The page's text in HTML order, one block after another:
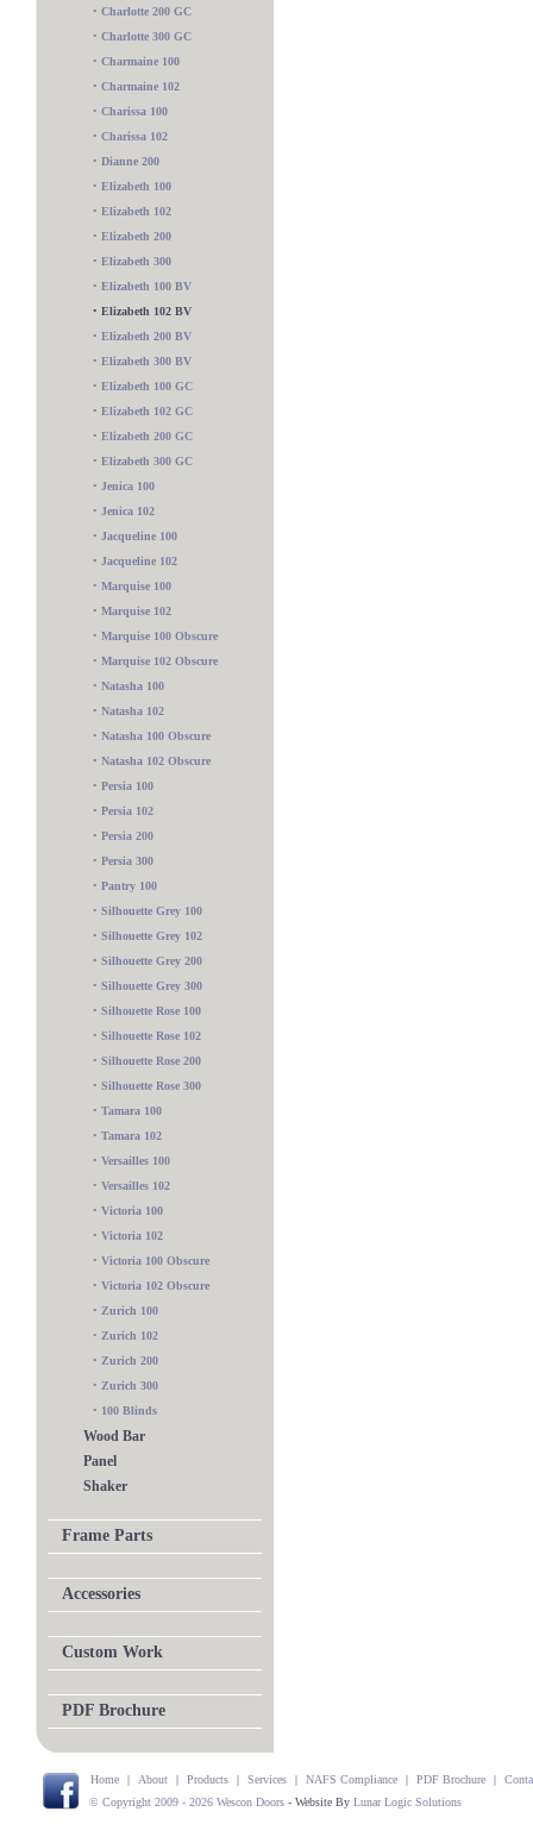
• Charlotte 200 GC
• Charlotte 300 GC
• Charmaine 100
• Charmaine 102
• Charissa 100
• Charissa 102
• Dianne 200
• Elizabeth 100
• Elizabeth 102
• Elizabeth 200
• Elizabeth 300
• Elizabeth 100 BV
• Elizabeth 102 BV
• Elizabeth 200 BV
• Elizabeth 300 BV
• Elizabeth 100 GC
• Elizabeth 102 GC
• Elizabeth 200 GC
• Elizabeth 300 GC
• Jenica 100
• Jenica 102
• Jacqueline 100
• Jacqueline 102
• Marquise 100
• Marquise 102
• Marquise 100 Obscure
• Marquise 102 Obscure
• Natasha 100
• Natasha 102
• Natasha 100 Obscure
• Natasha 102 Obscure
• Persia 100
• Persia 102
• Persia 200
• Persia 300
• Pantry 100
• Silhouette Grey 100
• Silhouette Grey 102
• Silhouette Grey 200
• Silhouette Grey 300
• Silhouette Rose 100
• Silhouette Rose 102
• Silhouette Rose 200
• Silhouette Rose 300
• Tamara 100
• Tamara 102
• Versailles 100
• Versailles 102
• Victoria 100
• Victoria 102
• Victoria 100 Obscure
• Victoria 102 Obscure
• Zurich 100
• Zurich 102
• Zurich 200
• Zurich 300
• 100 Blinds
Wood Bar
Panel
Shaker
Frame Parts
Accessories
Custom Work
PDF Brochure
Home | About | Products | Services | NAFS Compliance | PDF Brochure |
© Copyright 2009 - 2026 Wescon Doors - Website By Lunar Logic Solutions